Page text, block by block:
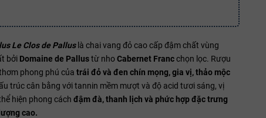
Le Clos de Palluslà chai vang đỏ cao cấp đậm chất vùng
bởi Domaine de Pallustừ nhoCabernet Francchọn lọc. Rượu
phong phú của trái đỏ và đen chín mọng, gia vị, thảo mộc
trúc cân bằng với tannin mềm mượt và độ acid tươi sáng, vị
hiện phong cách đậm đà, thanh lịch và phức hợp đặc trưng
cao.